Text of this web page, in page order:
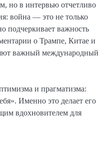
но в интервью отчетливо
война — это не только
подчеркивает важность
о Трампе, Китае и
важный международный
и прагматизма:
Именно это делает его
вдохновителем для